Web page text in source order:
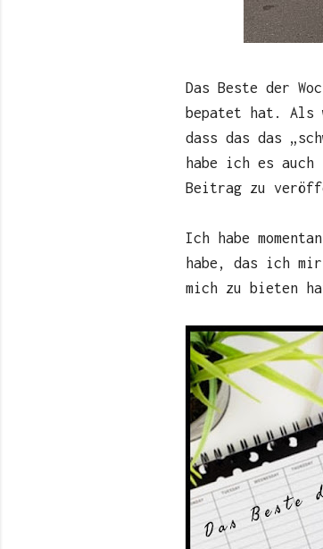
Das Beste der
bepatet hat. Als
dass das das
habe ich es
Beitrag zu
Ich habe
habe, das ich
mich zu bieten